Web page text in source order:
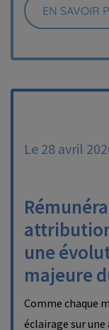
EN SAVOIR
Le 28 avril
une
majeure
Comme chaque
éclairage sur